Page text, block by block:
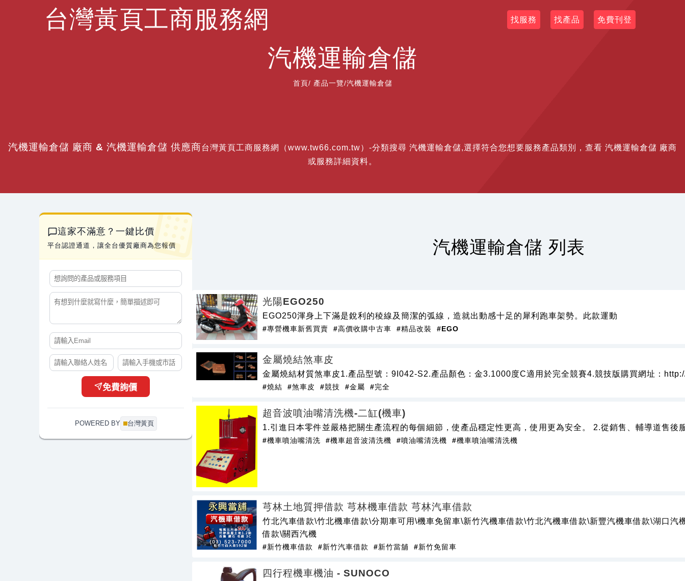
台灣黃頁工商服務網 找服務 找產品 免費刊登
汽機運輸倉儲
首頁/ 產品一覽/汽機運輸倉儲
汽機運輸倉儲 廠商 & 汽機運輸倉儲 供應商台灣黃頁工商服務網（www.tw66.com.tw）-分類搜尋 汽機運輸倉儲,選擇符合您想要服務產品類別，查看 汽機運輸倉儲 廠商
或服務詳細資料。
這家不滿意？一鍵比價
平台認證通道，讓全台優質廠商為您報價
免費詢價
POWERED BY 台灣黃頁
汽機運輸倉儲 列表
光陽EGO250
EGO250渾身上下滿是銳利的稜線及簡潔的弧線，造就出動感十足的犀利跑車架勢。此款運動
#專營機車新舊買賣 #高價收購中古車 #精品改裝 #EGO
金屬燒結煞車皮
金屬燒結材質煞車皮1.產品型號：9I042-S2.產品顏色：金3.1000度C適用於完全競賽4.競技版購買網址：
#燒結 #煞車皮 #競技 #金屬 #完全
超音波噴油嘴清洗機-二缸(機車)
1.引進日本零件並嚴格把關生產流程的每個細節，使產品穩定性更高，使用更為安全。 2.從銷售、輔導道售後
#機車噴油嘴清洗 #機車超音波清洗機 #噴油嘴清洗機 #機車噴油嘴清洗機
芎林土地質押借款 芎林機車借款 芎林汽車借款
竹北汽車借款\竹北機車借款\分期車可用\機車免留車\新竹汽機車借款\竹北汽機車借款\新豐汽機車借款\湖口汽
借款\關西汽機
#新竹機車借款 #新竹汽車借款 #新竹當舖 #新竹免留車
四行程機車機油 - SUNOCO